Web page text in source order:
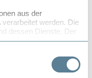
aus der
werden. Die
dessen Dienste. Der
in den USA entspricht
Ihrer Daten gegen den
Es besteht also das